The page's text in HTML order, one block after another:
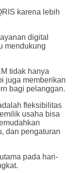
karena lebih
digital
mendukung
tidak hanya
juga memberikan
bagi pelanggan.
fleksibilitas
usaha bisa
dan pengaturan
pada hari-